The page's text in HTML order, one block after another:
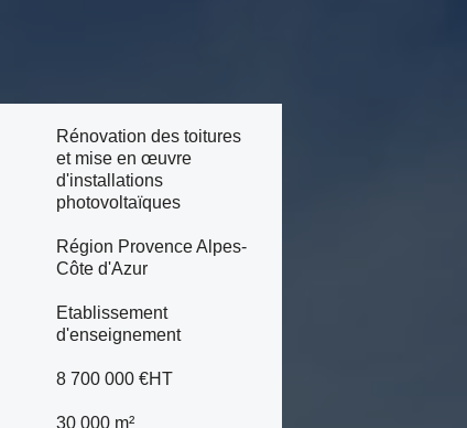
Rénovation des toitures
et mise en œuvre
d'installations
photovoltaïques
Région Provence Alpes-
Côte d'Azur
Etablissement
d'enseignement
8 700 000 €HT
30 000 m²